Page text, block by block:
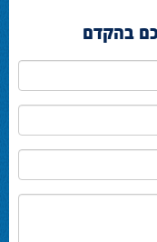
בהקדם